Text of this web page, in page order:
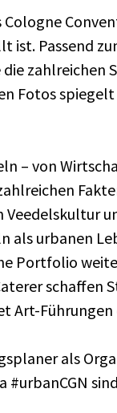
Passend
zahlreichen
Fotos
– von
urbanen
Portfolio
schaffen
Art-
als